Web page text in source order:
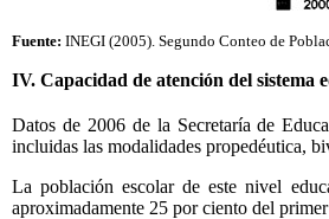
Fuente: INEGI (2005). Segundo Conteo de
IV. Capacidad de atención del sistema
Datos de 2006 de la Secretaría de
incluidas las modalidades propedéutica,
La población escolar de este nivel
aproximadamente 25 por ciento del